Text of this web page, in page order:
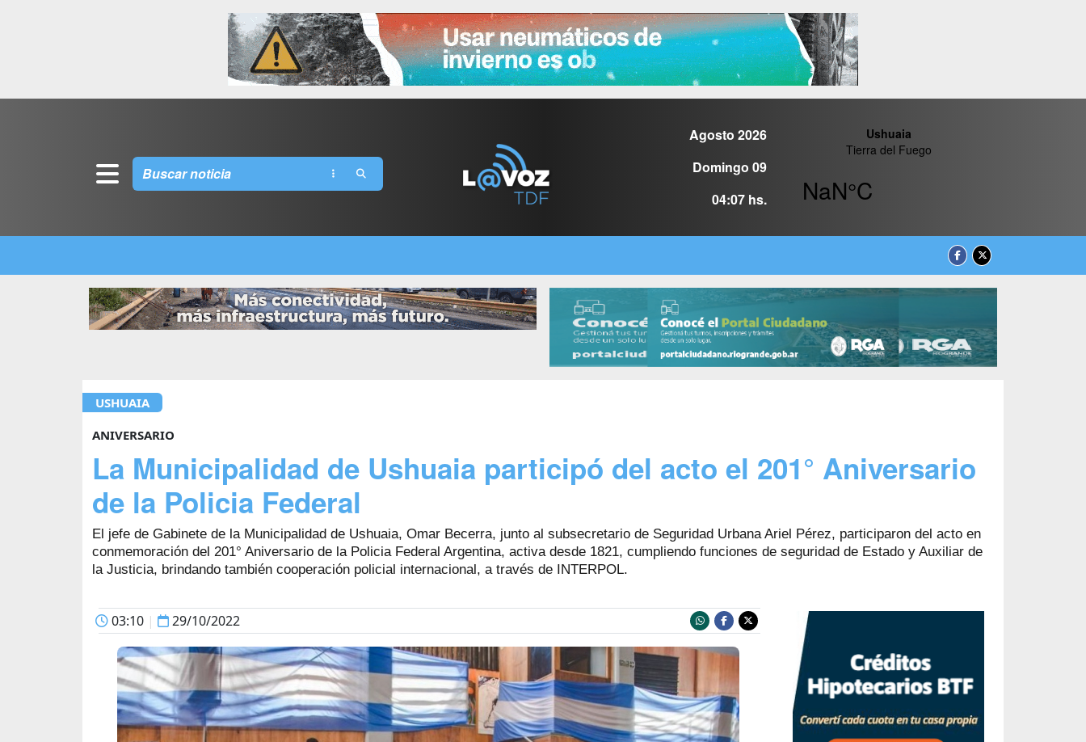
Agosto 2026
Domingo 09
04:07 hs.
USHUAIA
ANIVERSARIO
La Municipalidad de Ushuaia participó del acto el 201° Aniversario
de la Policia Federal
El jefe de Gabinete de la Municipalidad de Ushuaia, Omar Becerra, junto al subsecretario de Seguridad Urbana Ariel Pérez, participaron del acto en
conmemoración del 201° Aniversario de la Policia Federal Argentina, activa desde 1821, cumpliendo funciones de seguridad de Estado y Auxiliar de
la Justicia, brindando también cooperación policial internacional, a través de INTERPOL.
03:10 | 29/10/2022